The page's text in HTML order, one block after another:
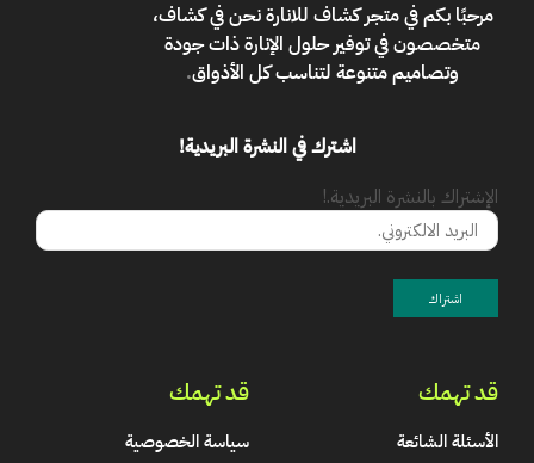
مرحبًا بكم فيمتجر كشاف للانارةنحن في كشاف،
متخصصون في توفير حلول الإنارة ذات جودة
وتصاميم متنوعة لتناسب كل الأذواق.
اشترك في النشرة البريدية!
الإشتراك بالنشرة البريدية.!
قد تهمك
الأسئلة الشائعة
قد تهمك
سياسة الخصوصية